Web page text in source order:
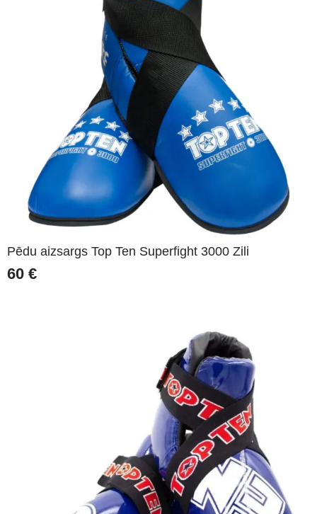
Pēdu aizsargs Top Ten Superfight 3000 Zili
60 €